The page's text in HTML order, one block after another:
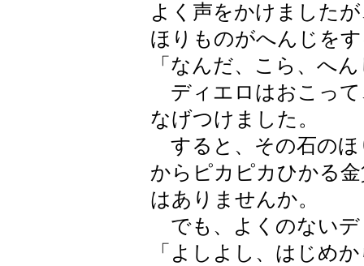
よく声をかけました
ほりものがへんじを
「なんだ、こら、へ
ディエロはおこって
なげつけました。
すると、その石のほ
からピカピカひかる
はありませんか。
でも、よくのないデ
「よしよし、はじめ